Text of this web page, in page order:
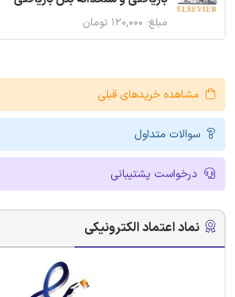
مبلغ: ۱۲۰,۰۰۰ تومان
مشاهده خریدهای قبلی
سوالات متداول
درخواست پشتیبانی
نماد اعتماد الکترونیکی